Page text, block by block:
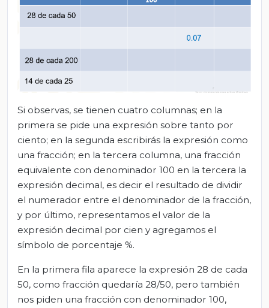
Si observas, se tienen cuatro columnas; en la
primera se pide una expresión sobre tanto por
ciento; en la segunda escribirás la expresión como
una fracción; en la tercera columna, una fracción
equivalente con denominador 100 en la tercera la
expresión decimal, es decir el resultado de dividir
el numerador entre el denominador de la fracción,
y por último, representamos el valor de la
expresión decimal por cien y agregamos el
símbolo de porcentaje %.
En la primera fila aparece la expresión 28 de cada
50, como fracción quedaría 28/50, pero también
nos piden una fracción con denominador 100,